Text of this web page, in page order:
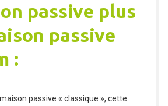
passive plus
passive
:
passive « classique », cette